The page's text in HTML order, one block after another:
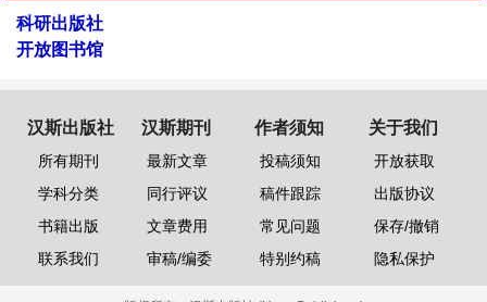
科研出版社
开放图书馆
汉斯出版社
所有期刊
学科分类
书籍出版
联系我们
汉斯期刊
最新文章
同行评议
文章费用
审稿/编委
作者须知
投稿须知
稿件跟踪
常见问题
特别约稿
关于我们
开放获取
出版协议
保存/撤销
隐私保护